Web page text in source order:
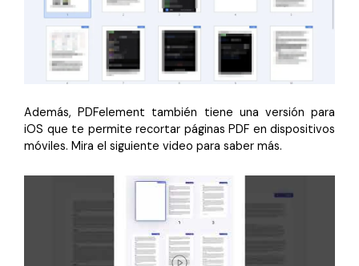
Además, PDFelement también tiene una versión para
iOS que te permite recortar páginas PDF en dispositivos
móviles. Mira el siguiente video para saber más.